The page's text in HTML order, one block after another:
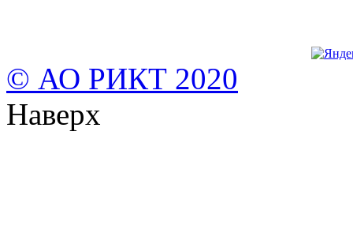
© АО РИКТ 2020
Наверх